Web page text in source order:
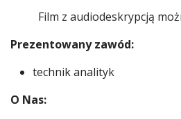
Film z audiodeskrypcją
Prezentowany zawód:
technik analityk
O Nas: